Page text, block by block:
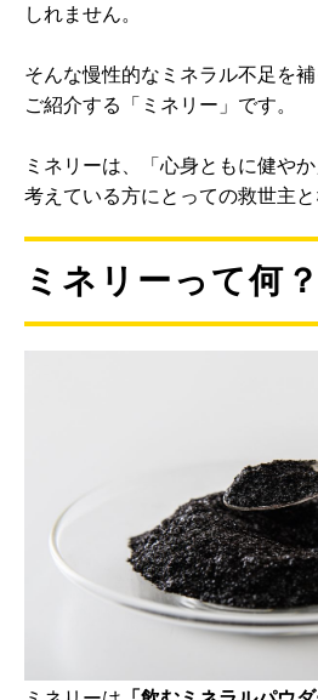
しれません。
そんな慢性的なミネラル不足を
ご紹介する「ミネリー」です。
ミネリーは、「心身ともに健や
考えている方にとっての救世主と
ミネリーって何？